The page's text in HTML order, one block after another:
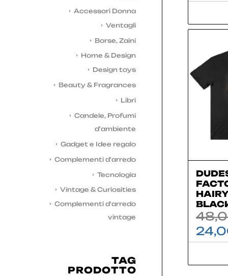
Accessori Donna
Ventagli
Borse, Zaini
Home & Design
Design toys
Beauty & Fragrances
Libri
Candele, Profumi
d'ambiente
Gadget e Idee regalo
Complementi d'arredo
Tecnologia
Vintage & Curiosities
Complementi d'arredo
vintage
TAG
PRODOTTO